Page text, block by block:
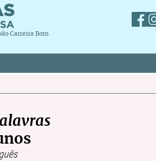
Carreira Bom